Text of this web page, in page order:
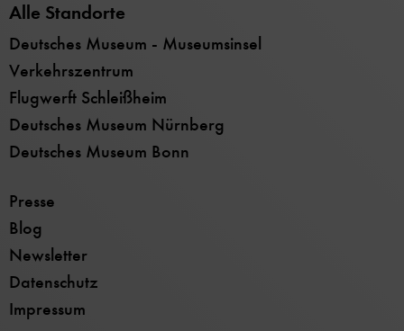
Alle Standorte
Deutsches Museum - Museumsinsel
Verkehrszentrum
Flugwerft Schleißheim
Deutsches Museum Nürnberg
Deutsches Museum Bonn
Presse
Blog
Newsletter
Datenschutz
Impressum